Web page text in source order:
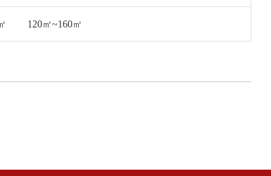
120㎡~160㎡